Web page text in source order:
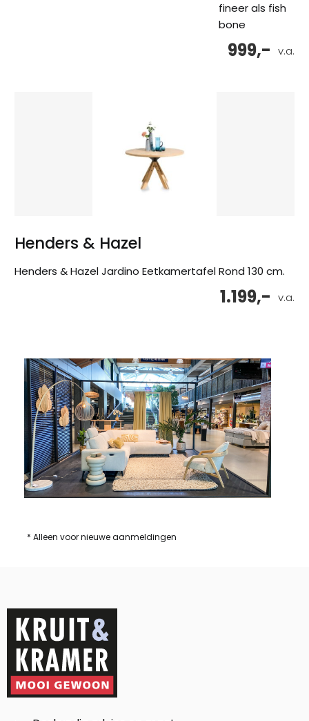
fineer als fish
bone
v.a.
999,-
Henders & Hazel
Henders & Hazel Jardino Eetkamertafel Rond 130 cm.
v.a.
1.199,-
* Alleen voor nieuwe aanmeldingen